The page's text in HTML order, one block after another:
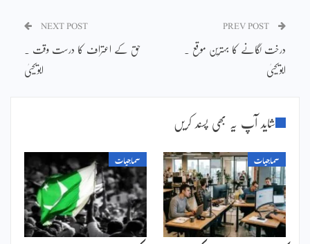
درخت لگانے کا بہترین موقع ۔
ابویحییٰ
NEXT POST
حق کے اعتراف کا درست وقت ۔
ابویحییٰ
شاید آپ یہ بھی پسند کریں
سماجیات سماجیات